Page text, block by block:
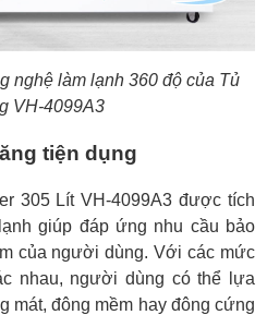
nghệ làm lạnh 360 độ của Tủ
VH-4099A3
tiện dụng
305 Lít VH-4099A3 được tích
giúp đáp ứng nhu cầu bảo
của người dùng. Với các mức
nhau, người dùng có thể lựa
mát, đông mềm hay đông cứng